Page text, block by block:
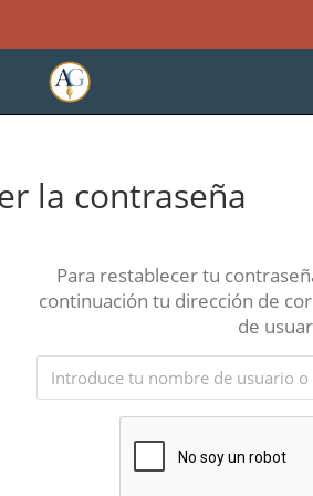
la contraseña
Para restablecer tu
continuación tu dirección de
de